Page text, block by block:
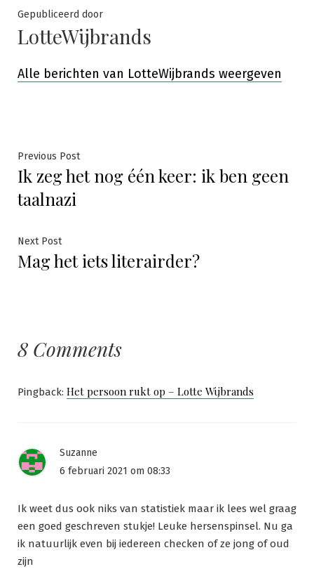
Gepubliceerd door
LotteWijbrands
Alle berichten van LotteWijbrands weergeven
Bericht
navigatie
Previous PostPrevious
post:
Ik zeg het nog één keer: ik ben geen
taalnazi
Next PostNext
post:
Mag het iets literairder?
8 Comments
Pingback: Het persoon rukt op – Lotte Wijbrands
Suzanne
6 februari 2021 om 08:33
Ik weet dus ook niks van statistiek maar ik lees wel graag
een goed geschreven stukje! Leuke hersenspinsel. Nu ga
ik natuurlijk even bij iedereen checken of ze jong of oud
zijn